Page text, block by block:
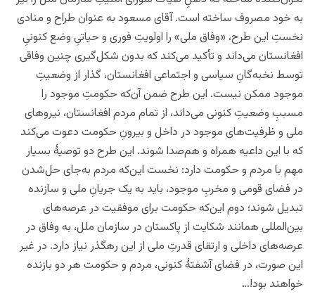
به خود مصروف ساخته است. آقای مسعود به عنوان طراح و منادی
نخستِ این طرح، «وفاق ملی» را اولویتِ فوری و حیاتیِ وضع کنونیِ
افغانستان می‌داند و تأکید می‌کند که بدون شکل‌گیری چنین وفاقی
توسط نخبه‌گانِ سیاسی و اجتماعی افغانستان، گذار از وضعیتِ
موجود ممکن نیست. این طرح ضمن آن‌که حکومتِ موجود را
مسببِ وضعیتِ کنونی می‌داند، از تمام مردم افغانستان، نیروهای
ملی و ظرفیت‌های موجود در داخل و بیرونِ حکومت دعوت می‌کند
که با این داعیه همراه و هم‌صدا شوند. این طرح دو توصیۀ بسیار
مهم با مردم و حکومت دارد: نخست این‌که مردم به‌جای حل‌شدن
در فضای قومی و مخربِ موجود، باید به یک جریانِ ملی و سازنده
تبدیل شوند؛ دوم این‌که حکومت برای موفقیت در عرصه‌های
بین‌المللی همانند شکایت از پاکستان در سازمان ملل، به وفاق در
عرصه‌های داخلی و ارتقای قدرتِ ملی از این رهگذر نیاز دارد. در غیر
این صورت، در فضای آشفتۀ کنونی، مردم و حکومت هر دو بازنده
خواهند بود!…